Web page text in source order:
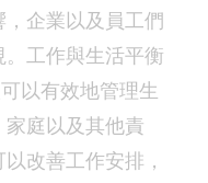
企業以及員工們
工作與生活平衡
以有效地管理生
庭以及其他責
改善工作安排，